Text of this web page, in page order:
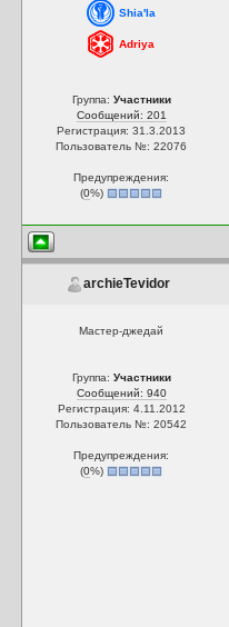
Shia'la
Adriya
Группа: Участники
Сообщений: 201
Регистрация: 31.3.2013
Пользователь №: 22076
Предупреждения:
(0%)
archieTevidor
Мастер-джедай
Группа: Участники
Сообщений: 940
Регистрация: 4.11.2012
Пользователь №: 20542
Предупреждения:
(0%)